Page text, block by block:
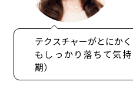
テクスチャーがとにか
もしっかり落ちて気
期）